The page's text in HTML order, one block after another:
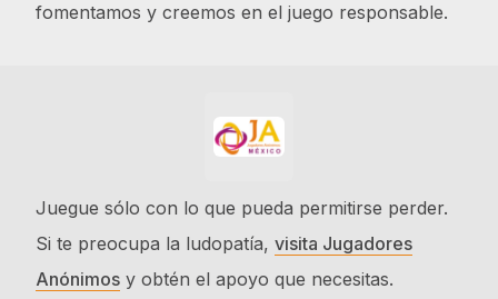
fomentamos y creemos en el juego responsable.
Juegue sólo con lo que pueda permitirse perder.
Si te preocupa la ludopatía, visita Jugadores
Anónimos y obtén el apoyo que necesitas.